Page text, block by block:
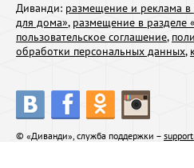
Диванди: размещение и реклама
для дома», размещение в разделе
пользовательское соглашение,
обработки персональных данных,
© «Диванди», служба поддержки –